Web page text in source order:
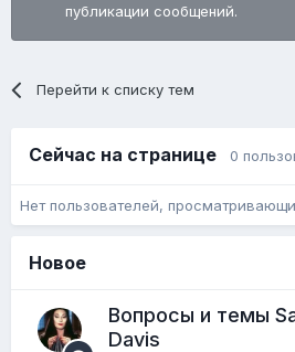
публикации сообщений.
Перейти к списку тем
Сейчас на странице 0
Нет пользователей,
Новое
Вопросы и темы
Davis